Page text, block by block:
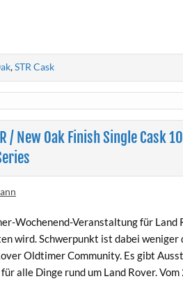
,STR Cask
/ New Oak Finish Single Cask
Wochenend-Veranstaltung für
wird. Schwerpunkt ist dabei weniger
Oldtimer Community. Es gibt
alle Dinge rund um Land Rover.